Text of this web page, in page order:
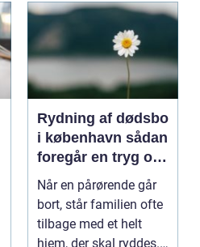
Rydning af dødsbo
i københavn sådan
foregår en tryg og
effektiv proces
Når en pårørende går
bort, står familien ofte
tilbage med et helt
hjem, der skal ryddes.